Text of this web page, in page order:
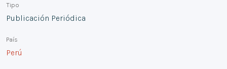
Tipo
Publicación Periódica
País
Perú